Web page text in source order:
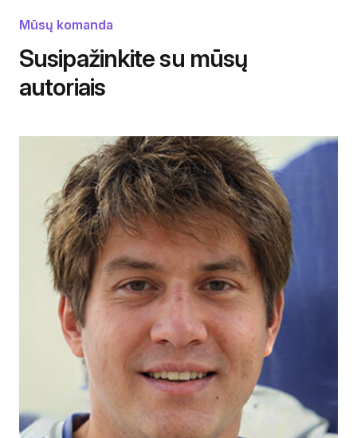
Mūsų komanda
Susipažinkite su mūsų
autoriais